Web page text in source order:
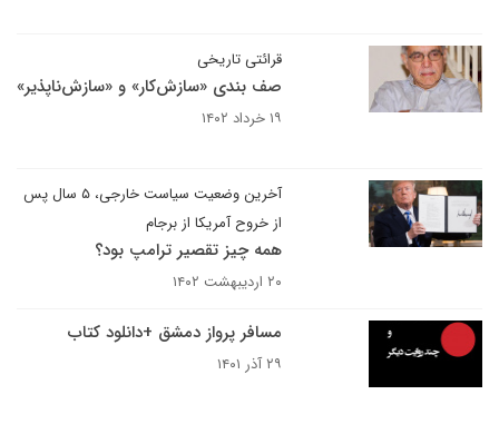
قرائتی تاریخی
صف بندی «سازش‌کار» و «سازش‌ناپذیر»
۱۹ خرداد ۱۴۰۲
آخرین وضعیت سیاست خارجی، ۵ سال پس
از خروح آمریکا از برجام
همه چیز تقصیر ترامپ بود؟
۲۰ اردیبهشت ۱۴۰۲
مسافر پرواز دمشق +دانلود کتاب
۲۹ آذر ۱۴۰۱